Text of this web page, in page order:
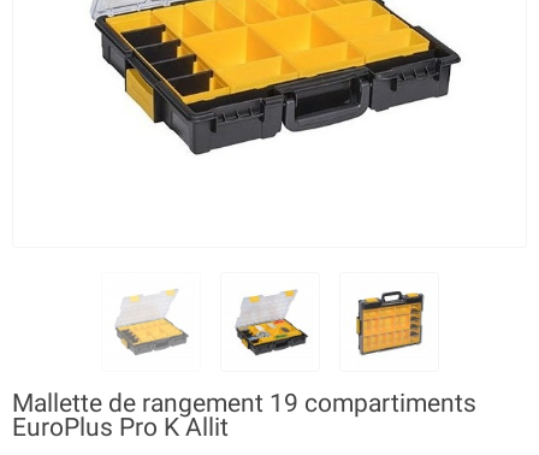
Mallette de rangement 19 compartiments
EuroPlus Pro K Allit